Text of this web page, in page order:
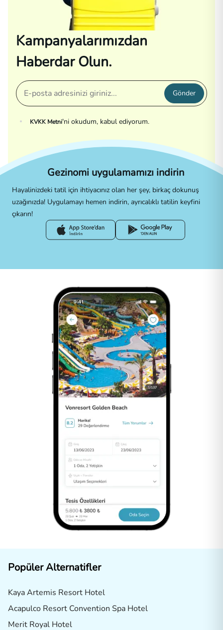
Kampanyalarımızdan
Haberdar Olun.
Gönder
KVKK Metni'ni okudum, kabul ediyorum.
Gezinomi uygulamamızı indirin
Hayalinizdeki tatil için ihtiyacınız olan her şey, birkaç dokunuş
uzağınızda! Uygulamayı hemen indirin, ayrıcalıklı tatilin keyfini
çıkarın!
Popüler Alternatifler
Kaya Artemis Resort Hotel
Acapulco Resort Convention Spa Hotel
Merit Royal Hotel